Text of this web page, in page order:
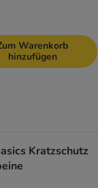
Warenkorb
hinzufügen
Kratzschutz